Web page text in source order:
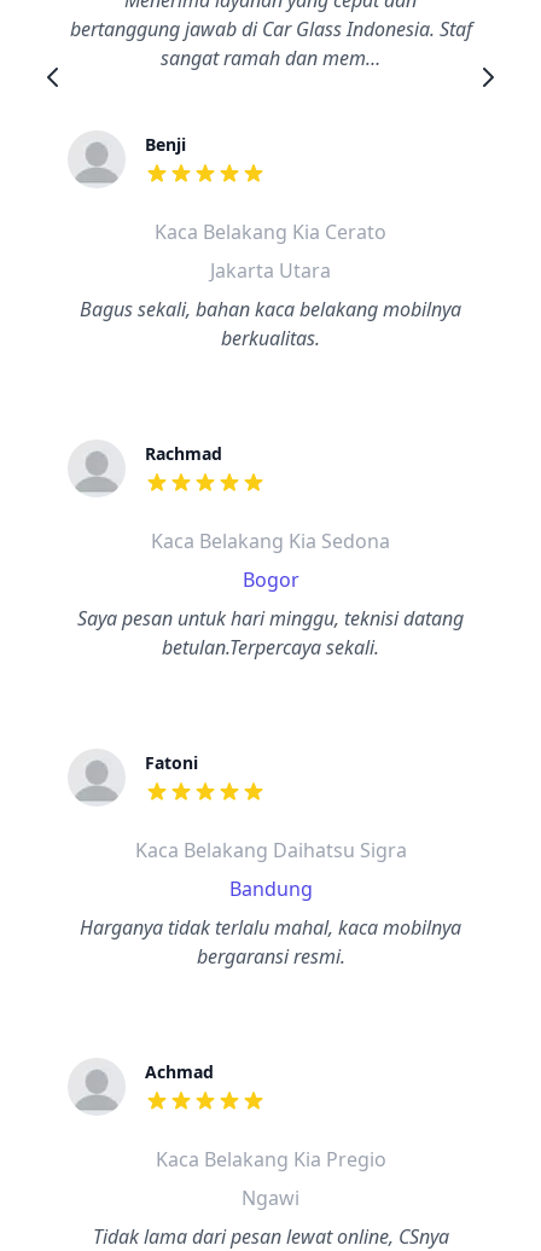
bertanggung jawab di Car Glass Indonesia. Staf
sangat ramah dan mem…
Benji
dari ulasan adalah bintang lima
Kaca Belakang Kia Cerato
Jakarta Utara
Bagus sekali, bahan kaca belakang mobilnya
berkualitas.
Rachmad
dari ulasan adalah bintang lima
Kaca Belakang Kia Sedona
Bogor
Saya pesan untuk hari minggu, teknisi datang
betulan.Terpercaya sekali.
Fatoni
dari ulasan adalah bintang lima
Kaca Belakang Daihatsu Sigra
Bandung
Harganya tidak terlalu mahal, kaca mobilnya
bergaransi resmi.
Achmad
dari ulasan adalah bintang lima
Kaca Belakang Kia Pregio
Ngawi
Tidak lama dari pesan lewat online, CSnya